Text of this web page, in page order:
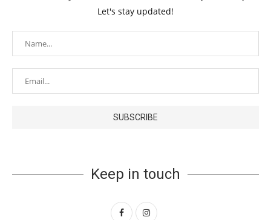
Let's stay updated!
Keep in touch